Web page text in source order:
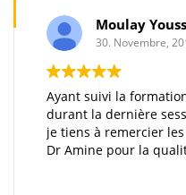
Moulay
30. Novembre,
Ayant suivi la
durant la dernière
je tiens à remercier
Dr Amine pour la
très bonne